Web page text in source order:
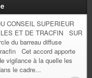
CONSEIL SUPERIEUR
ET DE TRACFIN SUR
du barreau diffuse
Cet accord apporte
vigilance à la quelle les
le cadre...